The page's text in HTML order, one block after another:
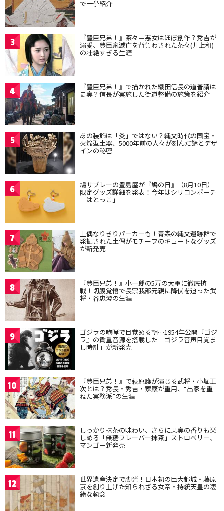
で一挙紹介
3 『豊臣兄弟！』茶々＝悪女はほぼ創作？秀吉が
溺愛、豊臣家滅亡を背負わされた茶々(井上和)
の壮絶すぎる生涯
4 『豊臣兄弟！』で描かれた織田信長の道普請は
史実？信長が実施した街道整備の施策を紹介
5 あの装飾は「炎」ではない？縄文時代の国宝・
火焔型土器、5000年前の人々が刻んだ謎とデザ
インの秘密
6 鳩サブレーの豊島屋が『鳩の日』（8月10日）
限定グッズ詳細を発表！今年はシリコンポーチ
「はとっこ」
7 土偶なりきりパーカーも！青森の縄文遺跡群で
発掘された土偶がモチーフのキュートなグッズ
が新発売
8 『豊臣兄弟！』小一郎の5万の大軍に徹底抗
戦！切腹覚悟で長宗我部元親に降伏を迫った武
将・谷忠澄の生涯
9 ゴジラの咆哮で目覚める朝…1954年公開『ゴジ
ラ』の貴重音源を搭載した「ゴジラ音声目覚ま
し時計」が新発売
10 『豊臣兄弟！』で萩原護が演じる武将・小堀正
次とは？秀長・秀吉・家康が重用、“出家を重
ねた実務派”の生涯
11 しっかり抹茶の味わい、さらに果実の香りも楽
しめる「無糖フレーバー抹茶」ストロベリー、
マンゴー新発売
12 世界遺産決定で脚光！日本初の巨大都城・藤原
京を創り上げた知られざる女帝・持統天皇の凄
絶な執念